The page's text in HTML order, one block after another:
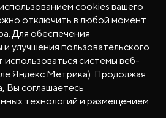
внедорожник
поддержки
cookies вашего
отключить в любой момент
Для обеспечения
улучшения пользовательского
использоваться системы веб-
Яндекс.Метрика). Продолжая
Вы соглашаетесь
технологий и размещением